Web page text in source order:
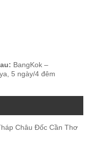
BangKok –
5 ngày/4 đêm